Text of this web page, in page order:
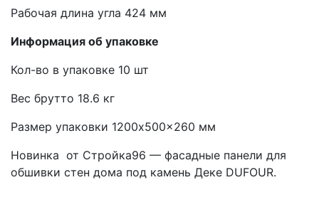
Рабочая длина угла 424 мм
Информация об упаковке
Кол-во в упаковке 10 шт
Вес брутто 18.6 кг
Размер упаковки 1200x500x260 мм
Новинка от Стройка96 — фасадные панели для
обшивки стен дома под камень Деке DUFOUR.